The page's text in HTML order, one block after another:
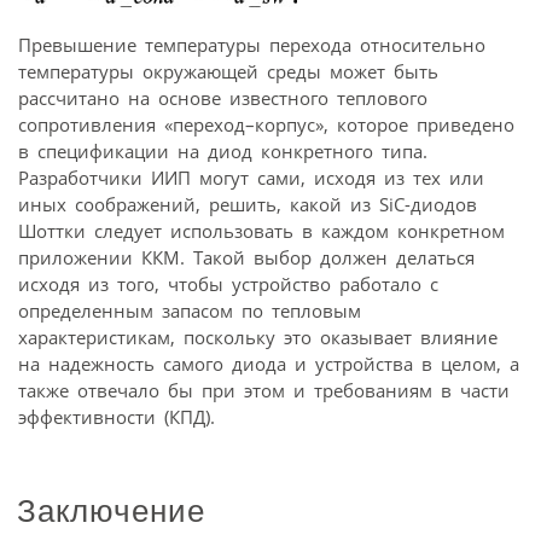
Превышение температуры перехода относительно
температуры окружающей среды может быть
рассчитано на основе известного теплового
сопротивления «переход–корпус», которое приведено
в спецификации на диод конкретного типа.
Разработчики ИИП могут сами, исходя из тех или
иных соображений, решить, какой из SiC-диодов
Шоттки следует использовать в каждом конкретном
приложении ККМ. Такой выбор должен делаться
исходя из того, чтобы устройство работало с
определенным запасом по тепловым
характеристикам, поскольку это оказывает влияние
на надежность самого диода и устройства в целом, а
также отвечало бы при этом и требованиям в части
эффективности (КПД).
Заключение